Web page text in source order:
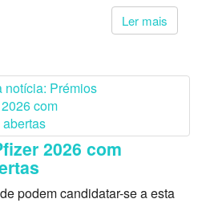
Ler mais
2026 com
podem candidatar-se a esta